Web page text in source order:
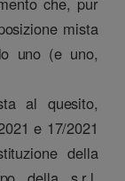
mista
uno (e uno,
al quesito,
e 17/2021
della